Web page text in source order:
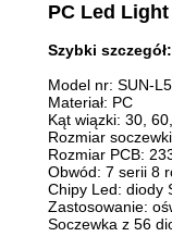
PC Led
Szybki szczegół:
Model nr: SUN-
Materiał: PC
Kąt wiązki: 30,
Rozmiar
Rozmiar PCB:
Obwód: 7 serii 8
Chipy Led: diody
Zastosowanie:
Soczewka z 56